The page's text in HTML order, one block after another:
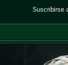
Suscribirse